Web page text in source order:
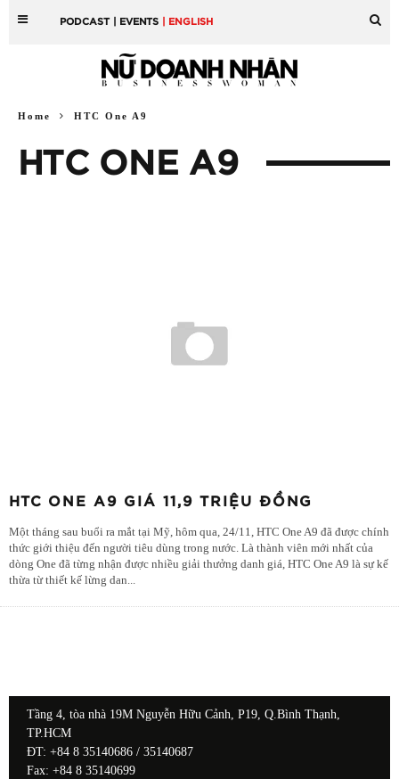
PODCAST | EVENTS | ENGLISH
Home HTC One A9
HTC ONE A9
HTC ONE A9 GIÁ 11,9 TRIỆU ĐỒNG
Một tháng sau buổi ra mắt tại Mỹ, hôm qua, 24/11, HTC One A9 đã được chính
thức giới thiệu đến người tiêu dùng trong nước. Là thành viên mới nhất của
dòng One đã từng nhận được nhiều giải thưởng danh giá, HTC One A9 là sự kế
thừa từ thiết kế lừng dan...
Tầng 4, tòa nhà 19M Nguyễn Hữu Cảnh, P19, Q.Bình Thạnh,
TP.HCM
ĐT: +84 8 35140686 / 35140687
Fax: +84 8 35140699